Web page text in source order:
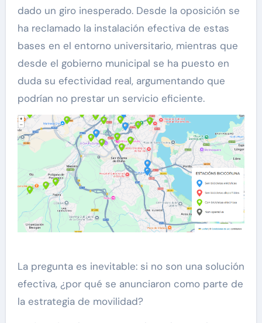
dado un giro inesperado. Desde la oposición se
ha reclamado la instalación efectiva de estas
bases en el entorno universitario, mientras que
desde el gobierno municipal se ha puesto en
duda su efectividad real, argumentando que
podrían no prestar un servicio eficiente.
La pregunta es inevitable: si no son una solución
efectiva, ¿por qué se anunciaron como parte de
la estrategia de movilidad?